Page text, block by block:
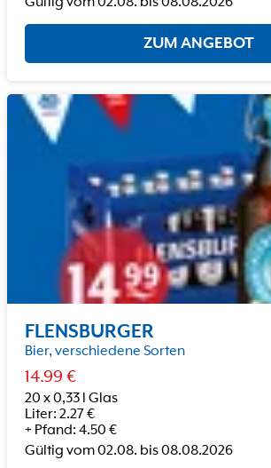
ZUM ANGEBOT
FLENSBURGER
Bier, verschiedene Sorten
14.99 €
20 x 0,33 l Glas
Liter: 2.27€
+ Pfand: 4.50 €
Gültig vom02.08. bis08.08.2026